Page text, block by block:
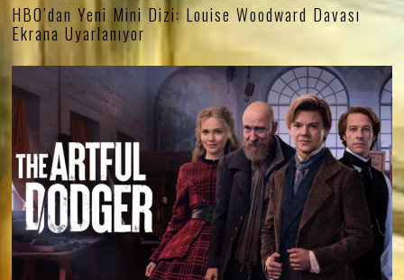
HBO’dan Yeni Mini Dizi: Louise Woodward Davası
Ekrana Uyarlanıyor